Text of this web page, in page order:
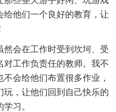
给他们一个良好的教育，让
然会在工作时受到坎坷、受
工作负责任的教师。我不
会给他们布置很多作业，
，让他们回到自己快乐的
习。